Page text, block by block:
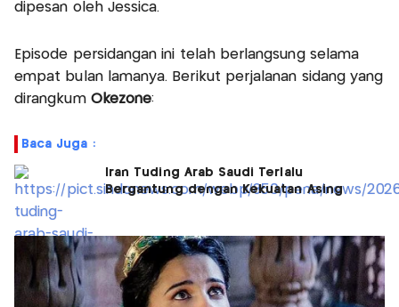
dipesan oleh Jessica.
Episode persidangan ini telah berlangsung selama
empat bulan lamanya. Berikut perjalanan sidang yang
dirangkum Okezone‎:
Baca Juga :
Iran Tuding Arab Saudi Terlalu
Bergantung dengan Kekuatan Asing